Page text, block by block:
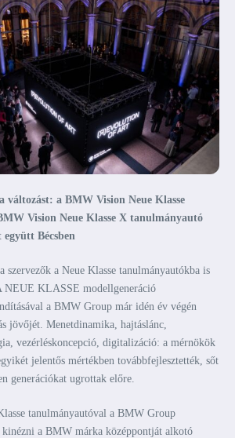
változást: a BMW Vision Neue Klasse
Vision Neue Klasse X tanulmányautó
együtt Bécsben
szervezők a Neue Klasse tanulmányautókba is
NEUE KLASSE modellgeneráció
a BMW Group már idén év végén
jövőjét. Menetdinamika, hajtáslánc,
vezérléskoncepció, digitalizáció: a mérnökök
jelentős mértékben továbbfejlesztették, sőt
generációkat ugrottak előre.
tanulmányautóval a BMW Group
a BMW márka középpontját alkotó